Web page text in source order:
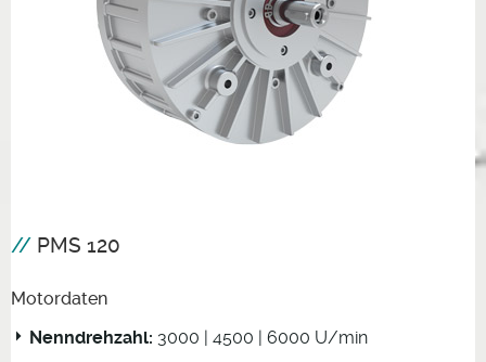
PMS 120
Motordaten
Nenndrehzahl: 3000 | 4500 | 6000 U/min